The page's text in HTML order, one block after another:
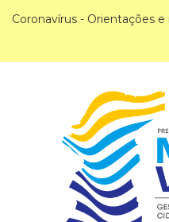
Coronavírus - Orientações